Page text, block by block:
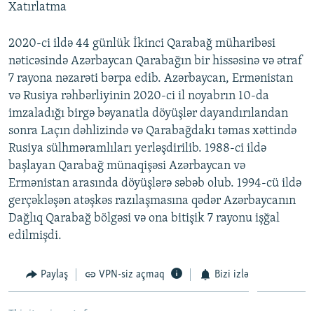
Xatırlatma
2020-ci ildə 44 günlük İkinci Qarabağ müharibəsi
nəticəsində Azərbaycan Qarabağın bir hissəsinə və ətraf
7 rayona nəzarəti bərpa edib. Azərbaycan, Ermənistan
və Rusiya rəhbərliyinin 2020-ci il noyabrın 10-da
imzaladığı birgə bəyanatla döyüşlər dayandırılandan
sonra Laçın dəhlizində və Qarabağdakı təmas xəttində
Rusiya sülhməramlıları yerləşdirilib. 1988-ci ildə
başlayan Qarabağ münaqişəsi Azərbaycan və
Ermənistan arasında döyüşlərə səbəb olub. 1994-cü ildə
gerçəkləşən atəşkəs razılaşmasına qədər Azərbaycanın
Dağlıq Qarabağ bölgəsi və ona bitişik 7 rayonu işğal
edilmişdi.
Paylaş VPN-siz açmaq Bizi izlə